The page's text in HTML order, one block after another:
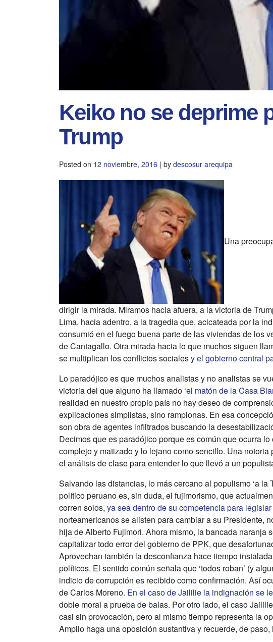
Keiko no se deprime
Trump
Posted on 12 noviembre, 2016 | by descosur arequipa
Una
dirigir la mirada. Miramos hacia afuera, a la victoria de
Lima, hacia adentro, a la tragedia que, acicateada por la
consumió en el fuego buena parte de las viviendas de los
de Cantagallo. Otra mirada hacia lo que muchos siguen
se multiplican los conflictos socialesy el gobierno central
Lo paradójico es que muchos analistas y no analistas se
victoria del que alguno ha llamado ‘el matón de la Casa
realidad en nuestro propio país no hay deseo de
explicaciones simplistas, sino ramplonas. En esa
son obra de agentes infiltrados buscando la
Decimos que es paradójico porque es común que ocurra
complejo y matizado y lo lejano como sencillo. Una
el análisis de clase para entender lo que llevó a un
Salvando las distancias, lo más cercano al populismo ‘a la
político peruano es, sin duda, el fujimorismo, que
corren solos, ya sea dentro de su competencia para
norteamericanos se alisten para cambiar a su Presidente,
hija de Alberto Fujimori. Ahora mismo, la bancada naranja
capitalizar todo error del gobierno de PPK, que
Aprovechan también la desconfianza hace tiempo
políticos. El sentido común señala que ‘todos roban’ (y
indicio de corrupción es recibido como confirmación. Así
de Carlos Moreno. En el caso de Jaililie la indignación se
doble moral a prueba de balas. Por otro lado, el caso
casi sin provocación, pero al mismo tiempo representa la
Amplio haga una oposición sustantiva y recuerde, de